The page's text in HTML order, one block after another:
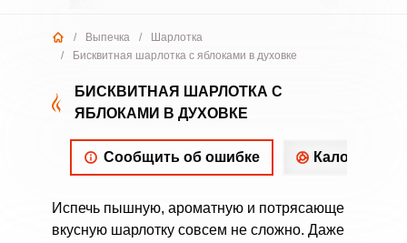
/ Выпечка /
Шарлотка
/
Бисквитная шарлотка с яблоками в духовке
БИСКВИТНАЯ ШАРЛОТКА С
ЯБЛОКАМИ В ДУХОВКЕ
Сообщить об ошибке
Испечь пышную, ароматную и потрясающе
вкусную шарлотку совсем не сложно. Даже